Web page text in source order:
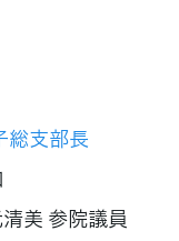
総支部長
美 参院議員